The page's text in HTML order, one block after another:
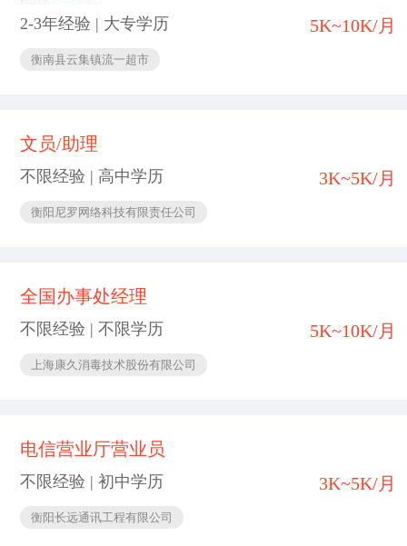
2-3年经验 | 大专学历
衡南县云集镇流一超市
5K~10K/月
文员/助理
不限经验 | 高中学历
衡阳尼罗网络科技有限责任公司
3K~5K/月
全国办事处经理
不限经验 | 不限学历
上海康久消毒技术股份有限公司
5K~10K/月
电信营业厅营业员
不限经验 | 初中学历
衡阳长远通讯工程有限公司
3K~5K/月